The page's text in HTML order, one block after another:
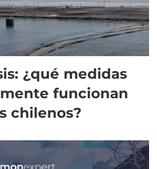
¿qué medidas
funcionan
chilenos?